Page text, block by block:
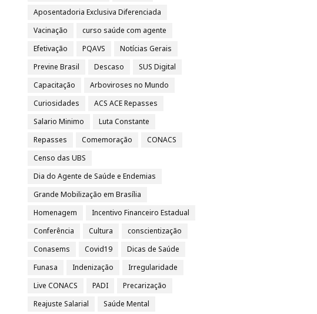
Aposentadoria Exclusiva Diferenciada
Vacinação
curso saúde com agente
Efetivação
PQAVS
Notícias Gerais
Previne Brasil
Descaso
SUS Digital
Capacitação
Arboviroses no Mundo
Curiosidades
ACS ACE Repasses
Salario Minimo
Luta Constante
Repasses
Comemoração
CONACS
Censo das UBS
Dia do Agente de Saúde e Endemias
Grande Mobilização em Brasília
Homenagem
Incentivo Financeiro Estadual
Conferência
Cultura
conscientização
Conasems
Covid19
Dicas de Saúde
Funasa
Indenização
Irregularidade
Live CONACS
PADI
Precarização
Reajuste Salarial
Saúde Mental